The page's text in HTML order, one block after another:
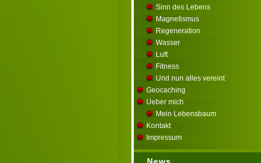
Sinn des Lebens
Magnetismus
Regeneration
Wasser
Luft
Fitness
Und nun alles vereint
Geocaching
Ueber mich
Mein Lebensbaum
Kontakt
Impressum